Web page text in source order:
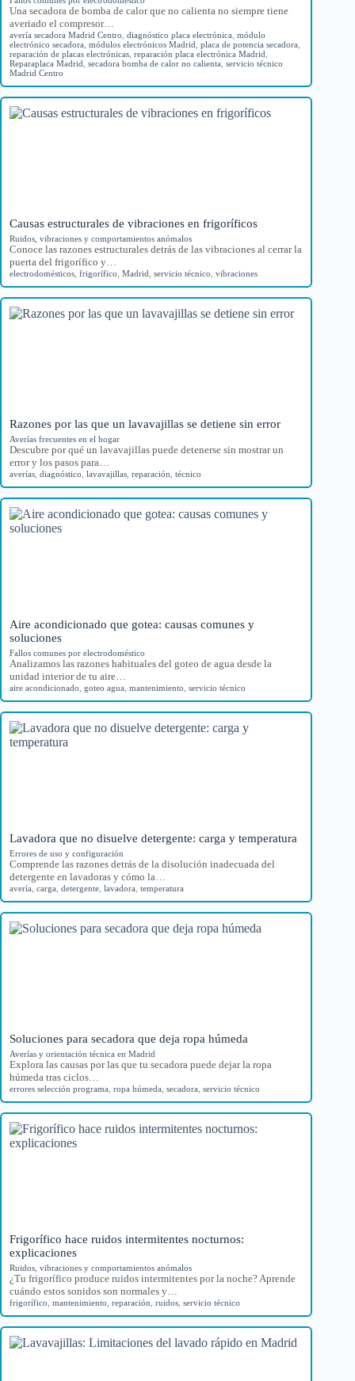
Una secadora de bomba de calor que no calienta no siempre tiene
averiado el compresor…
avería secadora Madrid Centro diagnóstico placa electrónica módulo
electrónico secadora módulos electrónicos Madrid placa de potencia secadora
reparación de placas electrónicas reparación placa electrónica Madrid
Reparaplaca Madrid secadora bomba de calor no calienta servicio técnico
Madrid Centro
Causas estructurales de vibraciones en frigoríficos
Ruidos, vibraciones y comportamientos anómalos
Conoce las razones estructurales detrás de las vibraciones al cerrar la
puerta del frigorífico y…
electrodomésticos frigorífico Madrid servicio técnico vibraciones
Razones por las que un lavavajillas se detiene sin error
Averías frecuentes en el hogar
Descubre por qué un lavavajillas puede detenerse sin mostrar un
error y los pasos para…
averías diagnóstico lavavajillas reparación técnico
Aire acondicionado que gotea: causas comunes y
soluciones
Fallos comunes por electrodoméstico
Analizamos las razones habituales del goteo de agua desde la
unidad interior de tu aire…
aire acondicionado goteo agua mantenimiento servicio técnico
Lavadora que no disuelve detergente: carga y temperatura
Errores de uso y configuración
Comprende las razones detrás de la disolución inadecuada del
detergente en lavadoras y cómo la…
avería carga detergente lavadora temperatura
Soluciones para secadora que deja ropa húmeda
Averías y orientación técnica en Madrid
Explora las causas por las que tu secadora puede dejar la ropa
húmeda tras ciclos…
errores selección programa ropa húmeda secadora servicio técnico
Frigorífico hace ruidos intermitentes nocturnos:
explicaciones
Ruidos, vibraciones y comportamientos anómalos
¿Tu frigorífico produce ruidos intermitentes por la noche? Aprende
cuándo estos sonidos son normales y…
frigorífico mantenimiento reparación ruidos servicio técnico